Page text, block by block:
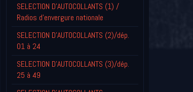
SELECTION D'AUTOCOLLANTS (1) /
Radios d'envergure nationale
SELECTION D'AUTOCOLLANTS (2)/dép.
01 à 24
SELECTION D'AUTOCOLLANTS (3)/dép.
25 à 49